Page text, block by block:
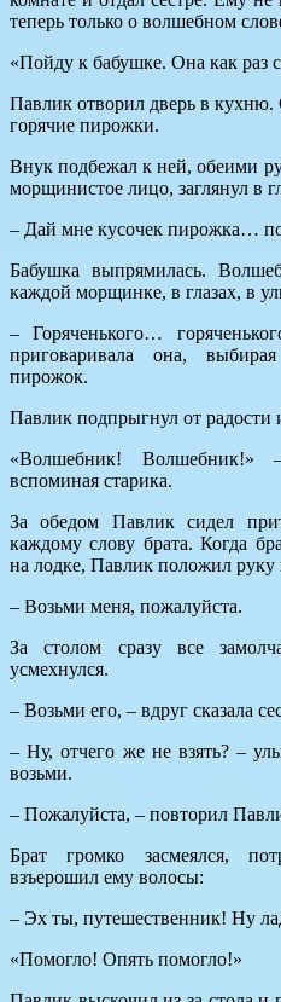
теперь только о волшебном
«Пойду к бабушке. Она как раз
Павлик отворил дверь в
горячие пирожки.
Внук подбежал к ней, обеими
морщинистое лицо, заглянул в
– Дай мне кусочек пирожка…
Бабушка выпрямилась.
каждой морщинке, в глазах, в
– Горяченького…
приговаривала она,
пирожок.
Павлик подпрыгнул от радости
«Волшебник!
вспоминая старика.
За обедом Павлик сидел
каждому слову брата. Когда
на лодке, Павлик положил руку
– Возьми меня, пожалуйста.
За столом сразу все
усмехнулся.
– Возьми его, – вдруг сказала
– Ну, отчего же не взять? –
возьми.
– Пожалуйста, – повторил
Брат громко засмеялся,
взъерошил ему волосы:
– Эх ты, путешественник! Ну
«Помогло! Опять помогло!»